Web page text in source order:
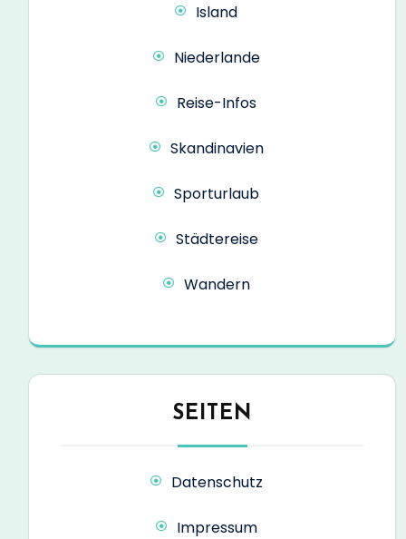
Island
Niederlande
Reise-Infos
Skandinavien
Sporturlaub
Städtereise
Wandern
SEITEN
Datenschutz
Impressum